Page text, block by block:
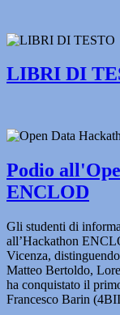
LIBRI DI
Podio
ENCLOD
Gli studenti di
all’Hackathon
Vicenza,
Matteo Bertoldo,
ha conquistato il
Francesco Barin